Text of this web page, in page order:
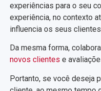
experiências para o seu
experiência, no contexto
influencia os seus
Da mesma forma,
novos clientes e
Portanto, se você deseja